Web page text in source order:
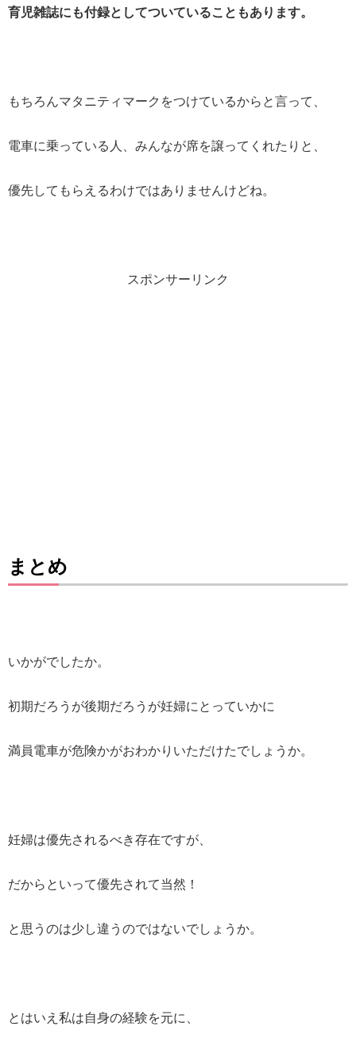
育児雑誌にも付録としてついていることもあります。
もちろんマタニティマークをつけているからと言って、
電車に乗っている人、みんなが席を譲ってくれたりと、
優先してもらえるわけではありませんけどね。
スポンサーリンク
まとめ
いかがでしたか。
初期だろうが後期だろうが妊婦にとっていかに
満員電車が危険かがおわかりいただけたでしょうか。
妊婦は優先されるべき存在ですが、
だからといって優先されて当然！
と思うのは少し違うのではないでしょうか。
とはいえ私は自身の経験を元に、